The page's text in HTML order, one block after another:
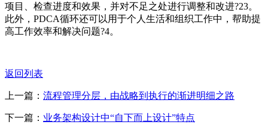
项目、检查进度和效果，并对不足之处进行调整和改进?23。
此外，PDCA循环还可以用于个人生活和组织工作中，帮助提
高工作效率和解决问题?4。
返回列表
上一篇： 流程管理分层，由战略到执行的渐进明细之路
下一篇： 业务架构设计中“自下而上设计”特点